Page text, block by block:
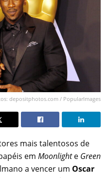
depositphotos.com / PopularImages
mais talentosos de
em Moonlighte Green
a vencer um Oscar